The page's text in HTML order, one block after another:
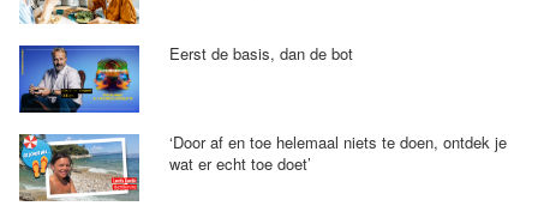
Eerst de basis, dan de bot
‘Door af en toe helemaal niets te doen, ontdek je
wat er echt toe doet’